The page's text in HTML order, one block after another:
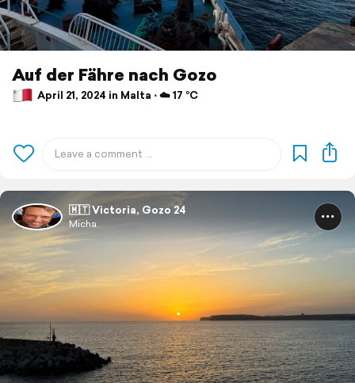
Auf der Fähre nach Gozo
April 21, 2024 in Malta ⋅ ☁️ 17 °C
🇲🇹 Victoria, Gozo 24
Micha.